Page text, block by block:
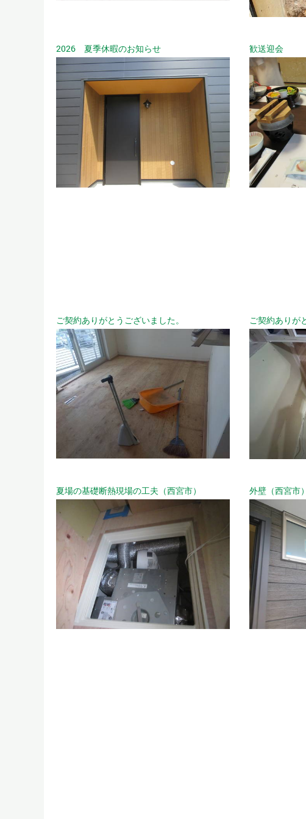
2026 夏季休暇のお知らせ 歓送迎会
ご契約ありがとうございました。 ご契約ありが
夏場の基礎断熱現場の工夫（西宮市） 外壁（西宮市）